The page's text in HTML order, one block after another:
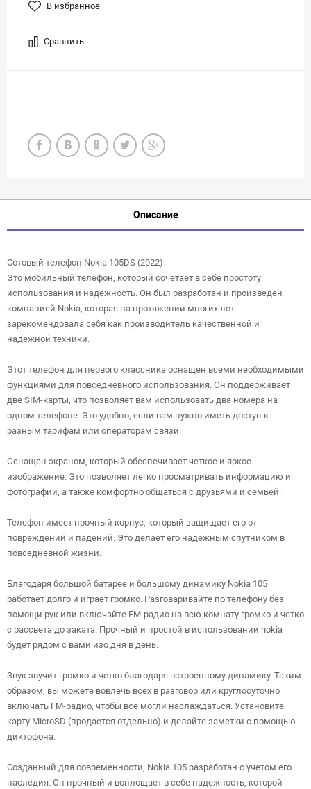
В избранное
Сравнить
Описание
Сотовый телефон Nokia 105DS (2022)
Это мобильный телефон, который сочетает в себе простоту
использования и надежность. Он был разработан и произведен
компанией Nokia, которая на протяжении многих лет
зарекомендовала себя как производитель качественной и
надежной техники.
Этот телефон для первого классника оснащен всеми необходимыми
функциями для повседневного использования. Он поддерживает
две SIM-карты, что позволяет вам использовать два номера на
одном телефоне. Это удобно, если вам нужно иметь доступ к
разным тарифам или операторам связи.
Оснащен экраном, который обеспечивает четкое и яркое
изображение. Это позволяет легко просматривать информацию и
фотографии, а также комфортно общаться с друзьями и семьей.
Телефон имеет прочный корпус, который защищает его от
повреждений и падений. Это делает его надежным спутником в
повседневной жизни.
Благодаря большой батарее и большому динамику Nokia 105
работает долго и играет громко. Разговаривайте по телефону без
помощи рук или включайте FM-радио на всю комнату громко и четко
с рассвета до заката. Прочный и простой в использовании nokia
будет рядом с вами изо дня в день.
Звук звучит громко и четко благодаря встроенному динамику. Таким
образом, вы можете вовлечь всех в разговор или круглосуточно
включать FM-радио, чтобы все могли наслаждаться. Установите
карту MicroSD (продается отдельно) и делайте заметки с помощью
диктофона.
Созданный для современности, Nokia 105 разработан с учетом его
наследия. Он прочный и воплощает в себе надежность, которой